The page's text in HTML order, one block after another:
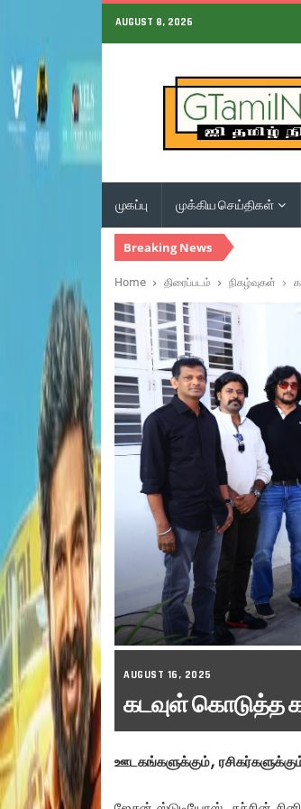
AUGUST 8, 2026
முகப்பு முக்கிய செய்திகள்
Breaking News
Home திரைப்படம் நிகழ்வுகள்
AUGUST 16, 2025
கடவுள் கொடுத்த
ஊடகங்களுக்கும்,